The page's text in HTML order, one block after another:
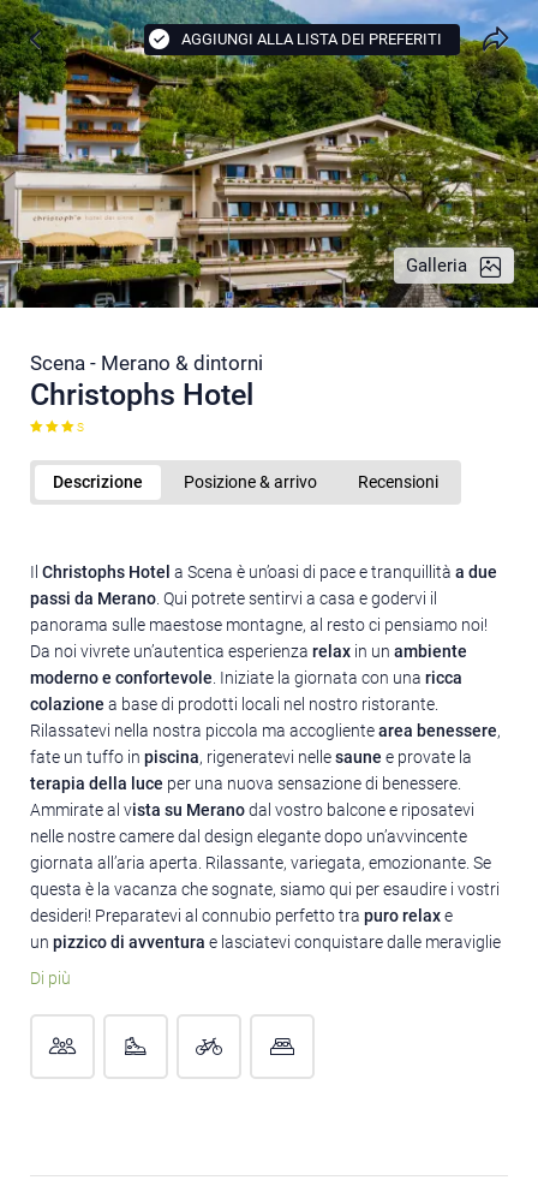
Galleria
AGGIUNGI ALLA LISTA DEI PREFERITI
Scena - Merano & dintorni
Christophs Hotel
S
Descrizione Posizione & arrivo Recensioni
Il Christophs Hotel a Scena è un’oasi di pace e tranquillità a due
passi da Merano . Qui potrete sentirvi a casa e godervi il
panorama sulle maestose montagne, al resto ci pensiamo noi!
Da noi vivrete un’autentica esperienza relax in un ambiente
moderno e confortevole . Iniziate la giornata con una ricca
colazione a base di prodotti locali nel nostro ristorante.
Rilassatevi nella nostra piccola ma accoglientearea benessere,
fate un tuffo in piscina, rigeneratevi nellesaune e provate la
terapia della luce per una nuova sensazione di benessere.
Ammirate al vista su Meranodal vostro balcone e riposatevi
nelle nostre camere dal design elegante dopo un’avvincente
giornata all’aria aperta. Rilassante, variegata, emozionante. Se
questa è la vacanza che sognate, siamo qui per esaudire i vostri
desideri! Preparatevi al connubio perfetto tra puro relaxe
un pizzico di avventura e lasciatevi conquistare dalle meraviglie
di Merano e dintorni.
Di più